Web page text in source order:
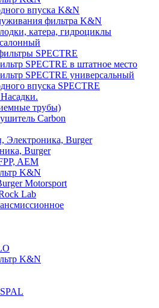
впуска K&N
фильтра K&N
катера, гидроциклы
SPECTRE
SPECTRE в штатное место
SPECTRE универсальный
впуска SPECTRE
трубы)
Carbon
Электроника, Burger
Burger
AEM
K&N
Motorsport
Lab
K&N